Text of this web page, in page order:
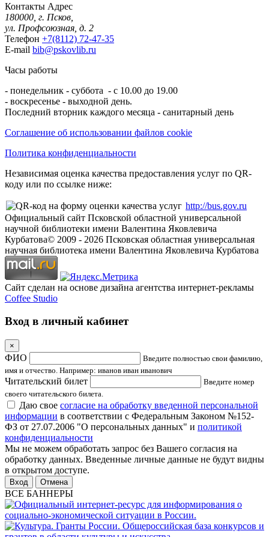
Контакты Адрес
180000, г. Псков,
ул. Профсоюзная, д. 2
Телефон +7(8112) 72-47-35
E-mail bib@pskovlib.ru
Часы работы
- понедельник - суббота - с 10.00 до 19.00
- воскресенье - выходной день.
Последний вторник каждого месяца - санитарный день
Соглашение об использовании файлов cookie
Политика конфиденциальности
Независимая оценка качества предоставления услуг по QR-
коду или по ссылке ниже:
http://bus.gov.ru
Официальный сайт Псковской областной универсальной
научной библиотеки имени Валентина Яковлевича
Курбатова© 2009 - 2026 Псковская областная универсальная
научная библиотека имени Валентина Яковлевича Курбатова
Сайт сделан на основе дизайна агентства интернет-рекламы
Coffee Studio
Вход в личный кабинет
×
ФИО
Введите полностью свои фамилию,
имя и отчество. Например: иванов иван иванович
Читательский билет
Введите номер
своего читательского билета.
Даю свое согласие на обработку введенной персональной
информации в соответствии с Федеральным Законом №152-
ФЗ от 27.07.2006 "О персональных данных" и политикой
конфиденциальности
Мы не можем обработать запрос без Вашего согласия на
обработку данных. Введенные личные данные не будут видны
в открытом доступе.
Отмена
ВСЕ БАННЕРЫ